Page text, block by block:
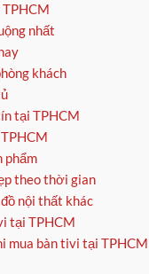
nhất
khách
tại TPHCM
phẩm
theo thời gian
nội thất khác
tại TPHCM
mua bàn tivi tại TPHCM